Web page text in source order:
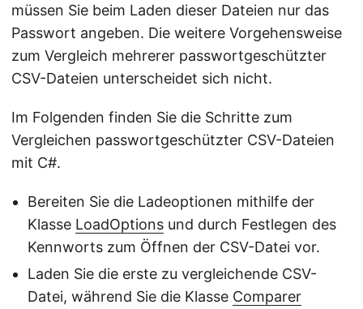
müssen Sie beim Laden dieser Dateien nur das
Passwort angeben. Die weitere Vorgehensweise
zum Vergleich mehrerer passwortgeschützter
CSV-Dateien unterscheidet sich nicht.
Im Folgenden finden Sie die Schritte zum
Vergleichen passwortgeschützter CSV-Dateien
mit C#.
Bereiten Sie die Ladeoptionen mithilfe der
Klasse LoadOptions und durch Festlegen des
Kennworts zum Öffnen der CSV-Datei vor.
Laden Sie die erste zu vergleichende CSV-
Datei, während Sie die Klasse Comparer